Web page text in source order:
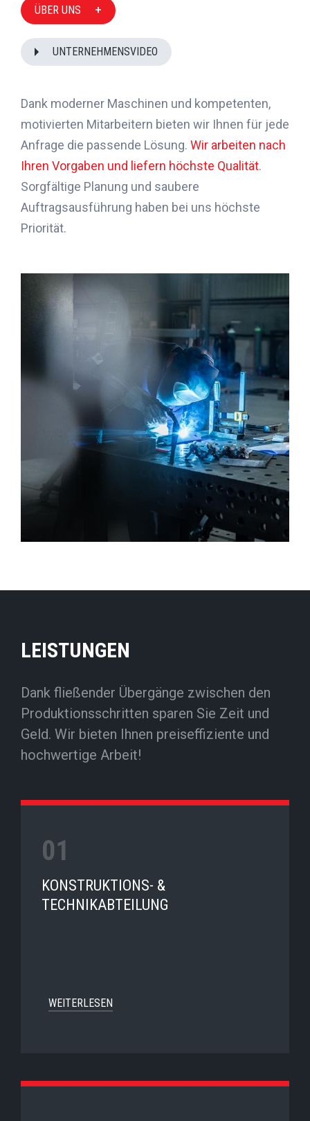
ÜBER UNS
UNTERNEHMENSVIDEO
Dank moderner Maschinen und kompetenten,
motivierten Mitarbeitern bieten wir Ihnen für jede
Anfrage die passende Lösung. Wir arbeiten nach
Ihren Vorgaben und liefern höchste Qualität.
Sorgfältige Planung und saubere
Auftragsausführung haben bei uns höchste
Priorität.
LEISTUNGEN
Dank fließender Übergänge zwischen den
Produktionsschritten sparen Sie Zeit und
Geld. Wir bieten Ihnen preiseffiziente und
hochwertige Arbeit!
KONSTRUKTIONS- &
TECHNIKABTEILUNG
WEITERLESEN